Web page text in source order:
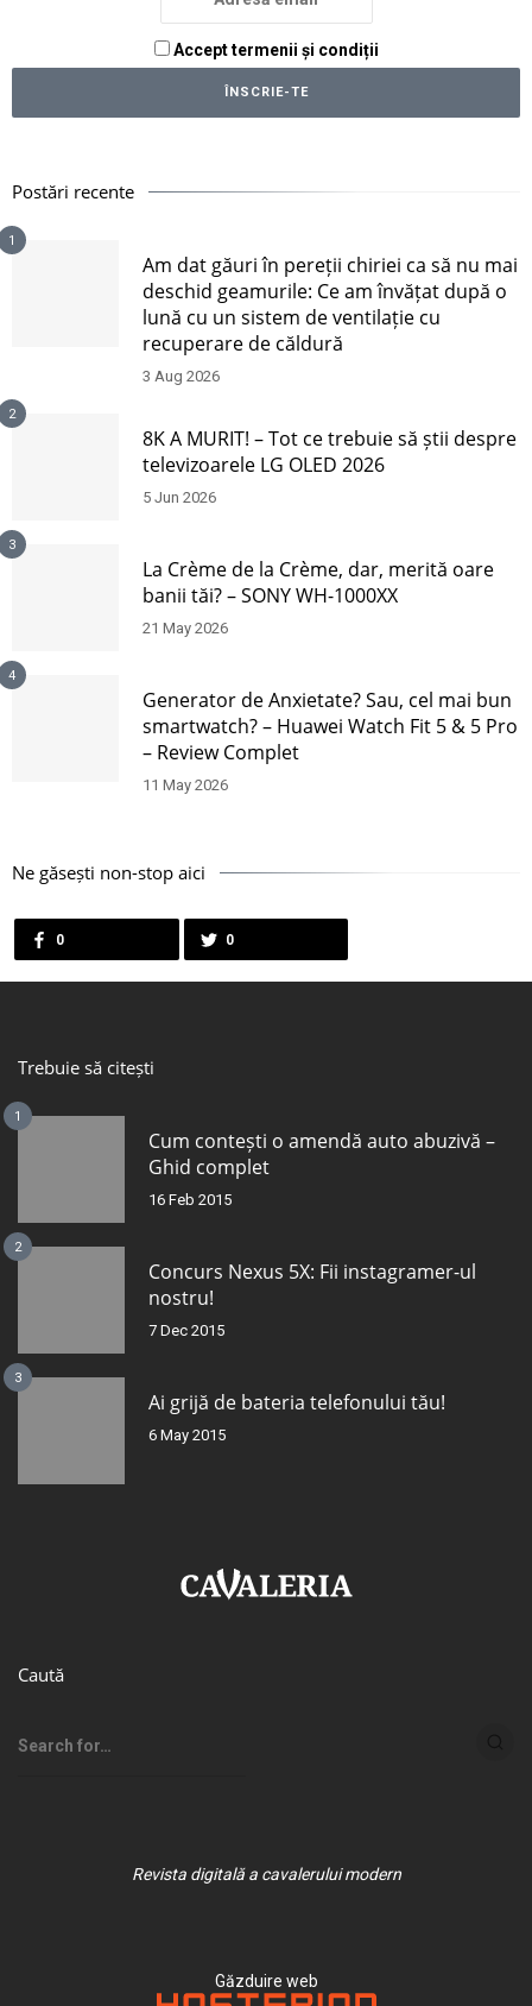
Accept termenii și condiții
Postări recente
1
Am dat găuri în pereții chiriei ca să nu mai
deschid geamurile: Ce am învățat după o
lună cu un sistem de ventilație cu
recuperare de căldură
3 Aug 2026
2
8K A MURIT! – Tot ce trebuie să știi despre
televizoarele LG OLED 2026
5 Jun 2026
3
La Crème de la Crème, dar, merită oare
banii tăi? – SONY WH-1000XX
21 May 2026
4
Generator de Anxietate? Sau, cel mai bun
smartwatch? – Huawei Watch Fit 5 & 5 Pro
– Review Complet
11 May 2026
Ne găsești non-stop aici
0 0
Trebuie să citești
1
Cum contești o amendă auto abuzivă –
Ghid complet
16 Feb 2015
2
Concurs Nexus 5X: Fii instagramer-ul
nostru!
7 Dec 2015
3
Ai grijă de bateria telefonului tău!
6 May 2015
Caută
Revista digitală a cavalerului modern
Găzduire web